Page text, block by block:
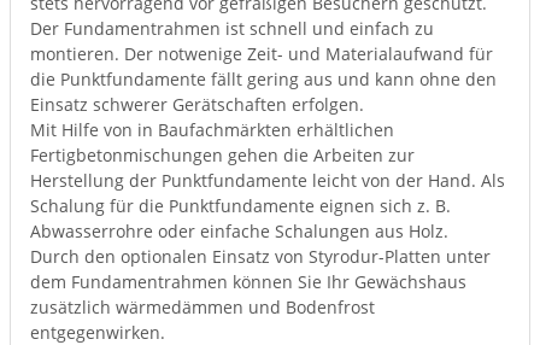
Der Fundamentrahmen ist schnell und einfach zu
montieren. Der notwenige Zeit- und Materialaufwand für
die Punktfundamente fällt gering aus und kann ohne den
Einsatz schwerer Gerätschaften erfolgen.
Mit Hilfe von in Baufachmärkten erhältlichen
Fertigbetonmischungen gehen die Arbeiten zur
Herstellung der Punktfundamente leicht von der Hand. Als
Schalung für die Punktfundamente eignen sich z. B.
Abwasserrohre oder einfache Schalungen aus Holz.
Durch den optionalen Einsatz von Styrodur-Platten unter
dem Fundamentrahmen können Sie Ihr Gewächshaus
zusätzlich wärmedämmen und Bodenfrost
entgegenwirken.